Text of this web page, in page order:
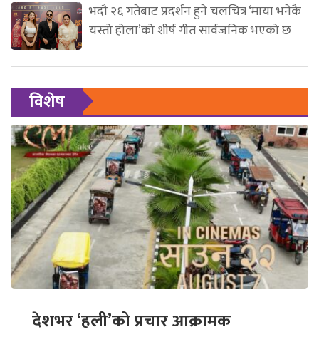
भदौ २६ गतेबाट प्रदर्शन हुने चलचित्र ‘माया भनेकै
यस्तो होला’को शीर्ष गीत सार्वजनिक भएको छ
विशेष
देशभर ‘हली’को प्रचार आक्रामक